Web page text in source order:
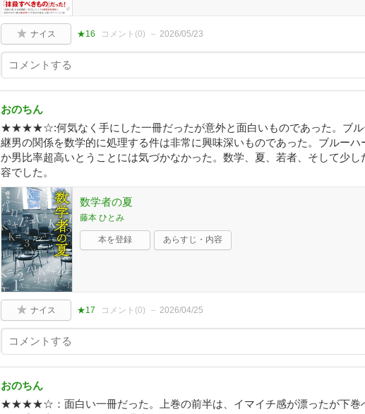
ナイス ★16 コメント(0) 2026/05/23
おのちん
★★★★☆:何気なく手にした一冊だったが意外と面白いものであった。ブル
継男の関係を数学的に処理する件は非常に興味深いものであった。ブルーハ
か男比率超高いとうことには気づかなかった。数学、夏、若者、そして少し
容でした。
数学者の夏
藤本 ひとみ
本を登録 あらすじ・内容
ナイス ★17 コメント(0) 2026/04/25
おのちん
★★★★☆：面白い一冊だった。上巻の前半は、イマイチ感が漂ったが下巻